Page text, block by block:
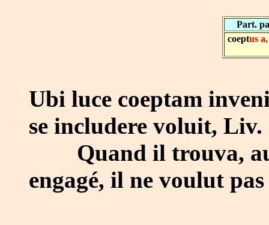
Part.
coeptus
Ubi luce coeptam
se includere voluit, Liv.
Quand il trouva, au
engagé, il ne voulut